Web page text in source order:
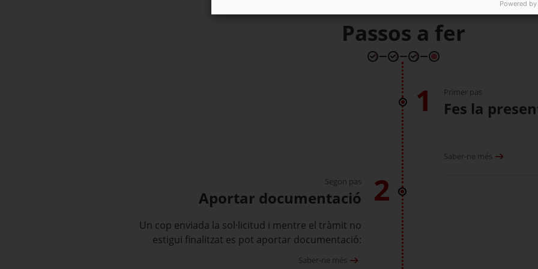
Passos a fer
1 Primer pas
Fes la
Saber-ne més
2
Segon pas
Aportar documentació
Un cop enviada la sol·licitud i mentre el tràmit no
estigui finalitzat es pot aportar documentació:
Saber-ne més
Powered by